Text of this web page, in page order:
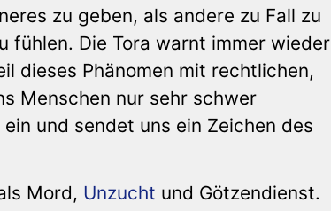
zu geben, als andere zu Fall zu
fühlen. Die Tora warnt immer wieder
dieses Phänomen mit rechtlichen,
Menschen nur sehr schwer
und sendet uns ein Zeichen des
Mord, Unzucht und Götzendienst.